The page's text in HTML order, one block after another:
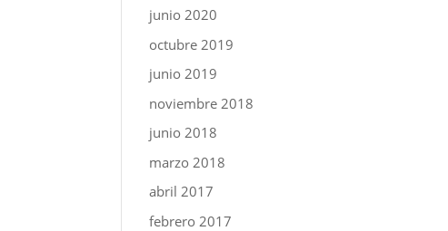
junio 2020
octubre 2019
junio 2019
noviembre 2018
junio 2018
marzo 2018
abril 2017
febrero 2017